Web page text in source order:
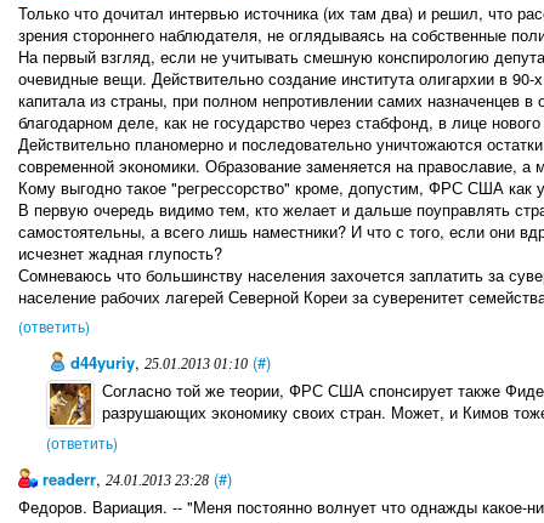
Только что дочитал интервью источника (их там два) и решил, что
зрения стороннего наблюдателя, не оглядываясь на собственные
На первый взгляд, если не учитывать смешную конспирологию
очевидные вещи. Действительно создание института олигархии в
капитала из страны, при полном непротивлении самих назначенцев
благодарном деле, как не государство через стабфонд, в лице
Действительно планомерно и последовательно уничтожаются
современной экономики. Образование заменяется на православие, а
Кому выгодно такое "регрессорство" кроме, допустим, ФРС США как
В первую очередь видимо тем, кто желает и дальше поуправлять
самостоятельны, а всего лишь наместники? И что с того, если они
исчезнет жадная глупость?
Сомневаюсь что большинству населения захочется заплатить за
население рабочих лагерей Северной Кореи за суверенитет
(ответить)
d44yuriy, 25.01.2013 01:10 (#)
Согласно той же теории, ФРС США спонсирует также
разрушающих экономику своих стран. Может, и Кимов
(ответить)
readerr, 24.01.2013 23:28 (#)
Федоров. Вариация. -- "Меня постоянно волнует что однажды какое-